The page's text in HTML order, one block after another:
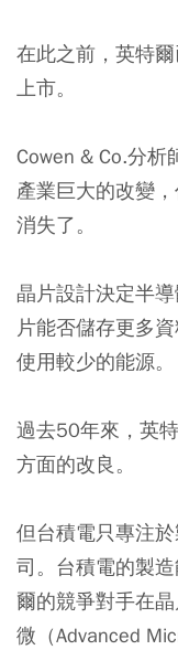
在此之前，英特
上市。
Cowen & Co.分析
產業巨大的改變
消失了。
晶片設計決定半
片能否儲存更多
使用較少的能源。
過去50年來，英
方面的改良。
但台積電只專注
司。台積電的製
爾的競爭對手在
微（Advanced